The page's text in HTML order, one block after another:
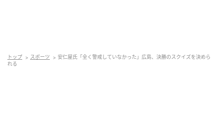
トップ スポーツ
安仁屋氏「全く警戒していなかった」広島、決勝のスクイズを決めら
れる